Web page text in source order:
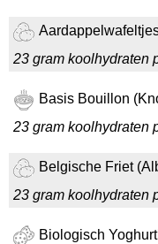
23 gram koolhydraten
Basis Bouillon
23 gram koolhydraten
Belgische Friet
23 gram koolhydraten
Biologisch